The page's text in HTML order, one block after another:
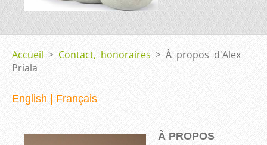
Accueil > Contact, honoraires > À propos d'Alex
Priala
English Français
À PROPOS